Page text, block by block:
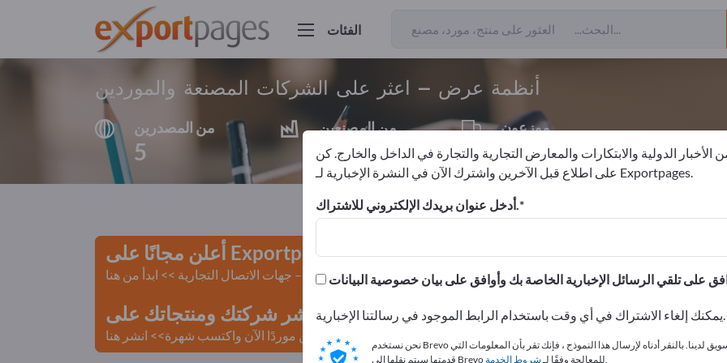
الفئات
أنظمة عرض – اعثر على الشركات المصنعة والموردين
من المصدرين
5
من المصنعين
4
موزعون
1
أعلن مجانًا على Exportpages!
الاحتياجات – العروض – السلع المستعملة – جهات الاتصال التجارية >> ابدأ من هنا
انشر شركتك ومنتجاتك على Exportpages.
كن موردًا الآن واكتسب شهرة>> انشر هنا
الأخبار الدولية والابتكارات والمعارض التجارية والتجارة في الداخل والخارج. كن
على اطلاع قبل الآخرين واشترك الآن في النشرة الإخبارية لـ Exportpages.
أدخل عنوان بريدك الإلكتروني للاشتراك.
يمكنك إلغاء الاشتراك في أي وقت باستخدام الرابط الموجود في رسالتنا الإخبارية.
نحن نستخدم Brevo كمنصة تسويق لدينا. بالنقر أدناه لإرسال هذا النموذج ، فإنك تقر بأن المعلومات التي
قدمتها سيتم نقلها إلى Brevo للمعالجة وفقًا لـشروط الخدمة .